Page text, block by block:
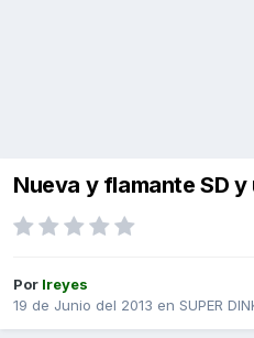
Nueva y flamante SD
Por lreyes
19 de Junio del 2013 en SUPER